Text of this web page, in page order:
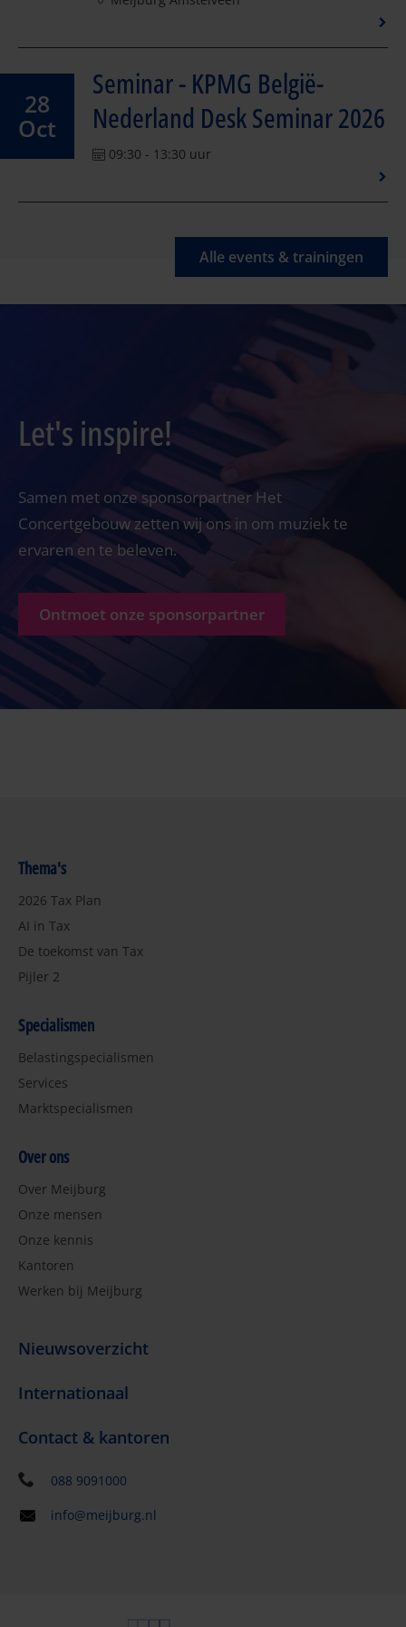
28
Oct
Seminar - KPMG België-
Nederland Desk Seminar 2026
09:30 - 13:30 uur
Alle events & trainingen
Let's inspire!
Samen met onze sponsorpartner Het
Concertgebouw zetten wij ons in om muziek te
ervaren en te beleven.
Ontmoet onze sponsorpartner
Thema's
2026 Tax Plan
AI in Tax
De toekomst van Tax
Pijler 2
Specialismen
Belastingspecialismen
Services
Marktspecialismen
Over ons
Over Meijburg
Onze mensen
Onze kennis
Kantoren
Werken bij Meijburg
Nieuwsoverzicht
Internationaal
Contact & kantoren
088 9091000
info@meijburg.nl